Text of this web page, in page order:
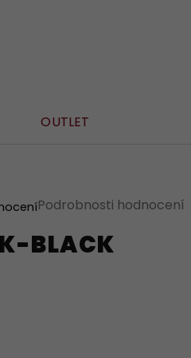
OUTLET
BLACK
Podrobnosti hodnocení